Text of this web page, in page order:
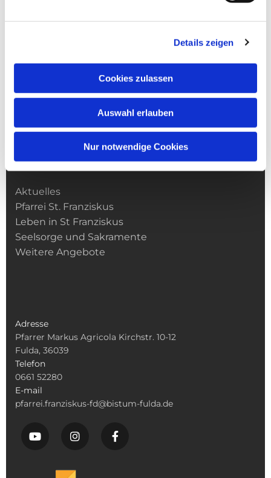
Details zeigen
Cookies zulassen
Auswahl erlauben
Nur notwendige Cookies
Kirchengemeinde­­ St. Franziskus
Aktuelles
Pfarrei St. Franziskus
Leben in St Franziskus
Seelsorge und Sakramente
Weitere Angebote
Adresse
Pfarrer Markus Agricola Kirchstr. 10-12
Fulda, 36039
Telefon
0661 52280
E-mail
pfarrei.franziskus-fd@bistum-fulda.de